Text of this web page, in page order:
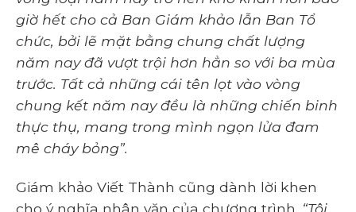
giờ hết cho cả Ban Giám khảo lẫn Ban Tổ
chức, bởi lẽ mặt bằng chung chất lượng
năm nay đã vượt trội hơn hẳn so với ba mùa
trước. Tất cả những cái tên lọt vào vòng
chung kết năm nay đều là những chiến binh
thực thụ, mang trong mình ngọn lửa đam
mê cháy bỏng”.
Giám khảo Viết Thành cũng dành lời khen